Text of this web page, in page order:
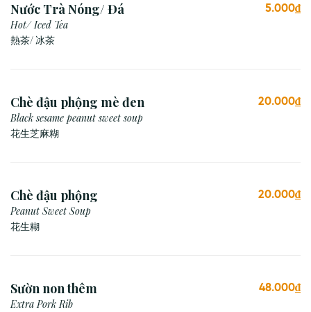
Nước Trà Nóng/ Đá
Hot/ Iced Tea
熱茶/ 冰茶
5.000₫
Chè đậu phộng mè đen
Black sesame peanut sweet soup
花生芝麻糊
20.000₫
Chè đậu phộng
Peanut Sweet Soup
花生糊
20.000₫
Sườn non thêm
Extra Pork Rib
48.000₫